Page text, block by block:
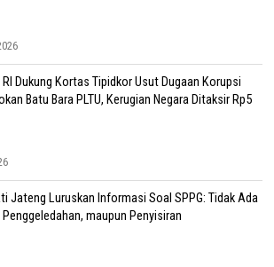
RI Dukung Kortas Tipidkor Usut Dugaan Korupsi
Batu Bara PLTU, Kerugian Negara Ditaksir Rp5
Jateng Luruskan Informasi Soal SPPG: Tidak Ada
Penggeledahan, maupun Penyisiran